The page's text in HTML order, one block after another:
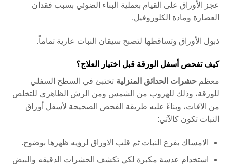
عجز الأوراق على القيام بعملية البناء الضوئي بسبب فقدان
العصارة ومادة الكلوروفيل.
ذبول الأوراق وتساقطها لتصبح سيقان النبات عارية تماماً.
كيف تفحص أسفل الورقة قبل اختيار العلاج؟
معظم حشرات الحدائق المنزلية تختبئ في السطح السفلي
للورقة، وذلك للهروب من الشمس ومن الرش الظاهري للتخلص
من الآفات، وبناءً عليه طريقة الفحص الصحيحة لأسفل أوراق
النبات تكون كالآتي:
الامساك بفرع النبات ثم قلب الاوراق لرؤيه ظهرها بوضوح.
استخدام عدسة مكبرة لكي تكشف الحشرات الدقيقه والبيض